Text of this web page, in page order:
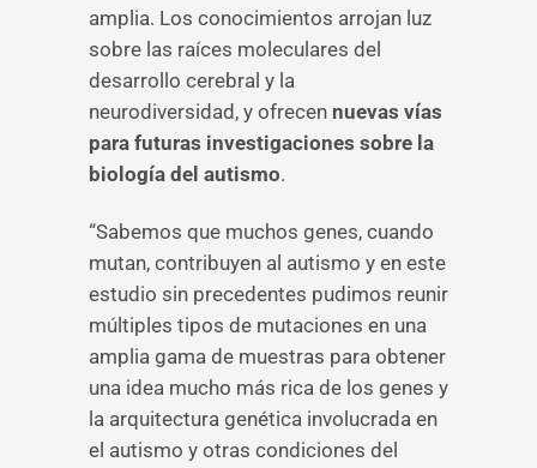
amplia. Los conocimientos arrojan luz
sobre las raíces moleculares del
desarrollo cerebral y la
neurodiversidad, y ofrecen nuevas vías
para futuras investigaciones sobre la
biología del autismo.
“Sabemos que muchos genes, cuando
mutan, contribuyen al autismo y en este
estudio sin precedentes pudimos reunir
múltiples tipos de mutaciones en una
amplia gama de muestras para obtener
una idea mucho más rica de los genes y
la arquitectura genética involucrada en
el autismo y otras condiciones del